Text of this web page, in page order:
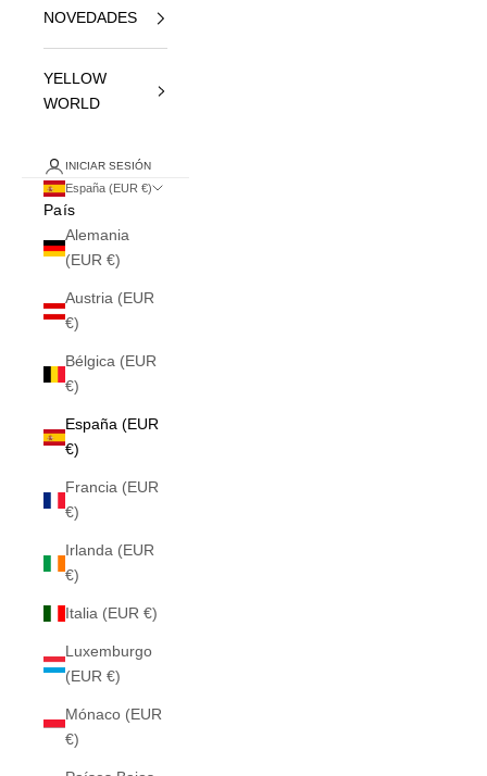
NOVEDADES
YELLOW
WORLD
INICIAR SESIÓN
España (EUR €)
País
Alemania
(EUR €)
Austria (EUR
€)
Bélgica (EUR
€)
España (EUR
€)
Francia (EUR
€)
Irlanda (EUR
€)
Italia (EUR €)
Luxemburgo
(EUR €)
Mónaco (EUR
€)